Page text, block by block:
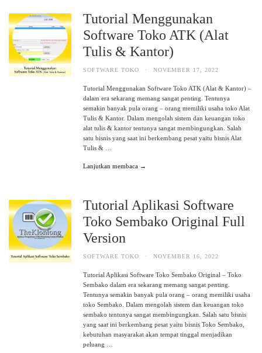
Tutorial Menggunakan
Software Toko ATK (Alat
Tulis & Kantor)
SOFTWARE TOKO · NOVEMBER 17, 2022
Tutorial Menggunakan Software Toko ATK (Alat & Kantor) –
dalam era sekarang memang sangat penting. Tentunya
semakin banyak pula orang – orang memiliki usaha toko Alat
Tulis & Kantor. Dalam mengolah sistem dan keuangan toko
alat tulis & kantor tentunya sangat membingungkan. Salah
satu bisnis yang saat ini berkembang pesat yaitu bisnis Alat
Tulis & …
Lanjutkan membaca →
Tutorial Aplikasi Software
Toko Sembako Original Full
Version
SOFTWARE TOKO · NOVEMBER 16, 2022
Tutorial Aplikasi Software Toko Sembako Original – Toko
Sembako dalam era sekarang memang sangat penting.
Tentunya semakin banyak pula orang – orang memiliki usaha
toko Sembako. Dalam mengolah sistem dan keuangan toko
sembako tentunya sangat membingungkan. Salah satu bisnis
yang saat ini berkembang pesat yaitu bisnis Toko Sembako,
kebutuhan masyarakat akan tempat tinggal menjadikan
peluang …